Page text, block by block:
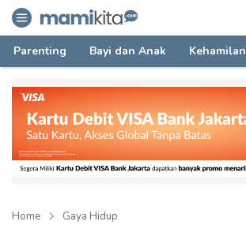
mamikita.com
Informasi Parenting untuk Mami Milenial
Parenting Bayi dan Anak Kehamilan
Home Gaya Hidup